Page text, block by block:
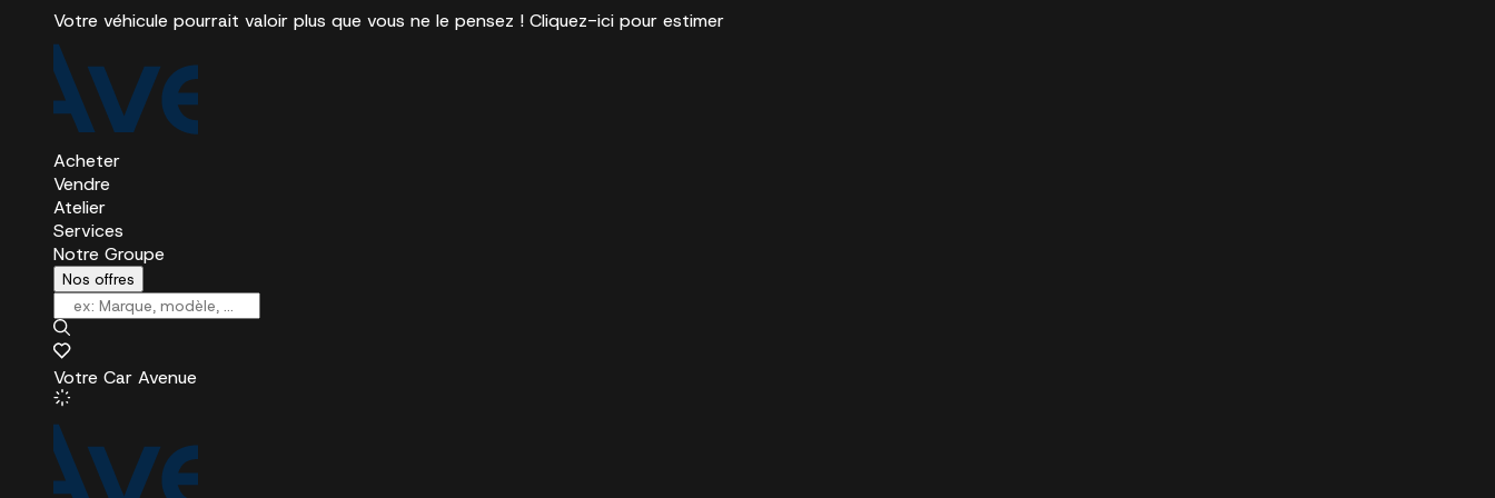
Votre véhicule pourrait valoir plus que vous ne le pensez ! Cliquez-ici pour estimer
Acheter
Vendre
Atelier
Services
Notre Groupe
Nos offres
Votre Car Avenue